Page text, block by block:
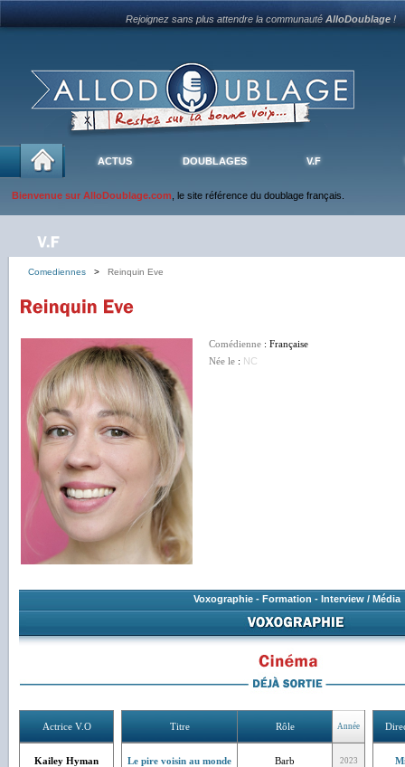
Rejoignez sans plus attendre la communautéAlloDoublage !
ACTUS DOUBLAGES V.F
Bienvenue sur AlloDoublage.com , le site référence du doublage français.
Comediennes > Reinquin Eve
Comédienne : Française
Née le : NC
Voxographie - Formation - Interview / Média
Actrice V.O Titre Rôle Année
Kailey Hyman Le pire voisin au monde Barb 2023